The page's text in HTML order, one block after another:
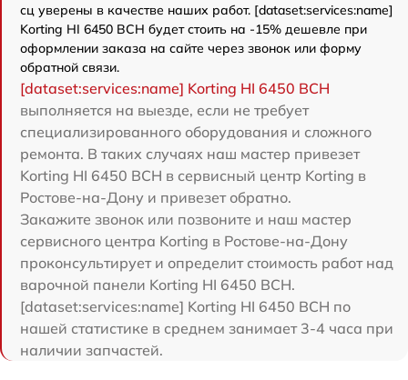
сц уверены в качестве наших работ. [dataset:services:name]
Korting HI 6450 BCH будет стоить на -15% дешевле при
оформлении заказа на сайте через звонок или форму
обратной связи.
[dataset:services:name] Korting HI 6450 BCH
выполняется на выезде, если не требует
специализированного оборудования и сложного
ремонта. В таких случаях наш мастер привезет
Korting HI 6450 BCH в сервисный центр Korting в
Ростове-на-Дону и привезет обратно.
Закажите звонок или позвоните и наш мастер
сервисного центра Korting в Ростове-на-Дону
проконсультирует и определит стоимость работ над
варочной панели Korting HI 6450 BCH.
[dataset:services:name] Korting HI 6450 BCH по
нашей статистике в среднем занимает 3-4 часа при
наличии запчастей.